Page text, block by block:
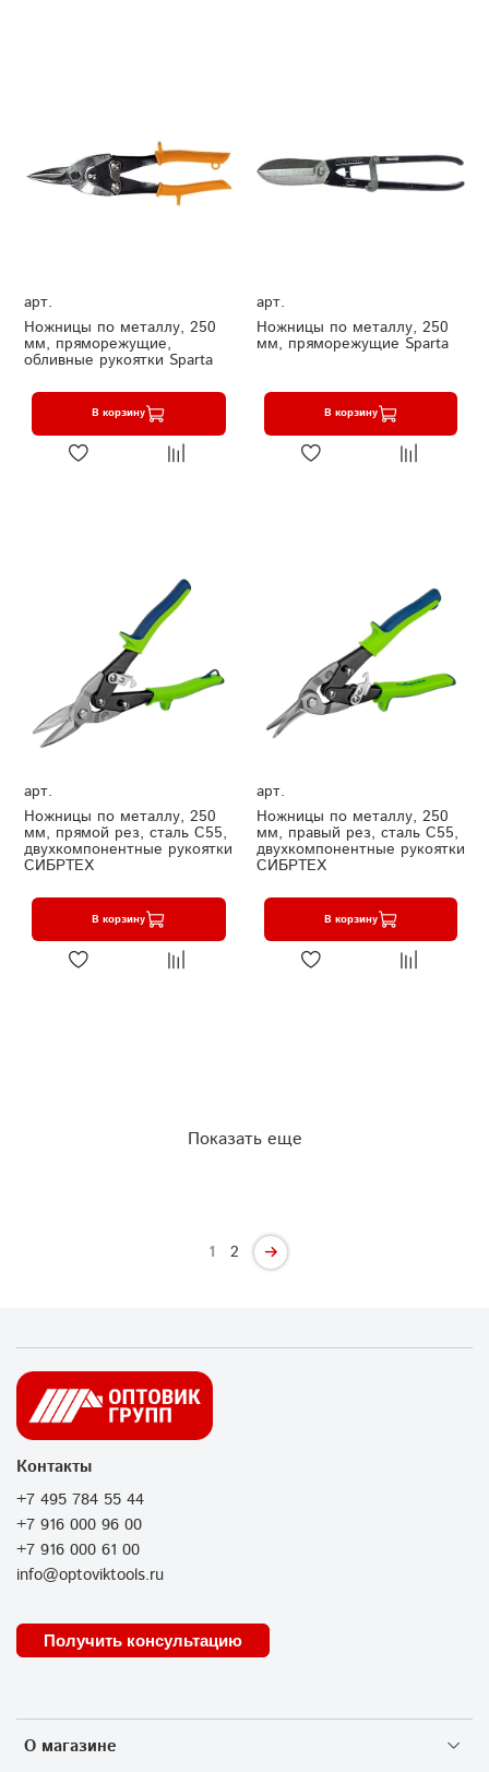
арт.
Ножницы по металлу, 250
мм, пряморежущие,
обливные рукоятки Sparta
В корзину
арт.
Ножницы по металлу, 250
мм, пряморежущие Sparta
В корзину
арт.
Ножницы по металлу, 250
мм, прямой рез, сталь С55,
двухкомпонентные рукоятки
СИБРТЕХ
В корзину
арт.
Ножницы по металлу, 250
мм, правый рез, сталь С55,
двухкомпонентные рукоятки
СИБРТЕХ
В корзину
Показать еще
1 2
О магазине
Контакты
+7 495 784 55 44
+7 916 000 96 00
+7 916 000 61 00
info@optoviktools.ru
Получить консультацию